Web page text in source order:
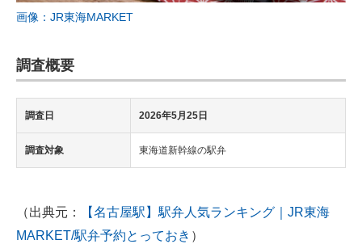
画像：JR東海MARKET
調査概要
調査日 2026年5月25日
調査対象 東海道新幹線の駅弁
（出典元：
【名古屋駅】駅弁人気ランキング｜JR東海
MARKET/駅弁予約とっておき ）